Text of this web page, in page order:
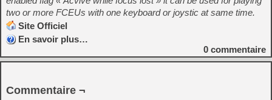
two or more FCEUs with one keyboard or joystic at same time.
Site Officiel
En savoir plus…
0 commentaire
Commentaire ¬